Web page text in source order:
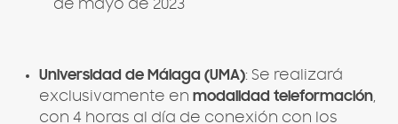
de mayo de 2023
Universidad de Málaga (UMA): Se realizará
exclusivamente en modalidad teleformación
con 4 horas al día de conexión con los